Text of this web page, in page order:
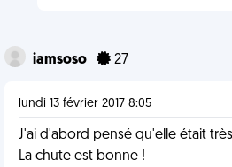
iamsoso 27
lundi 13 février 2017 8:05
J'ai d'abord pensé qu'elle était
La chute est bonne !